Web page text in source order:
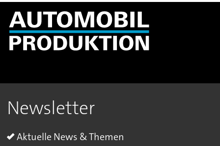
Newsletter
Aktuelle News & Themen